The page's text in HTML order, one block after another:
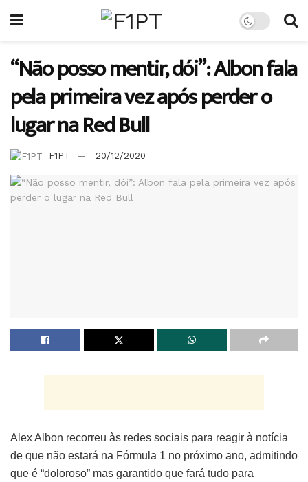
“Não posso mentir, dói”: Albon fala
pela primeira vez após perder o
lugar na Red Bull
F1PT 20/12/2020
Alex Albon recorreu às redes sociais para reagir à notícia
de que não estará na Fórmula 1 no próximo ano, admitindo
que é “doloroso” mas garantido que fará tudo para